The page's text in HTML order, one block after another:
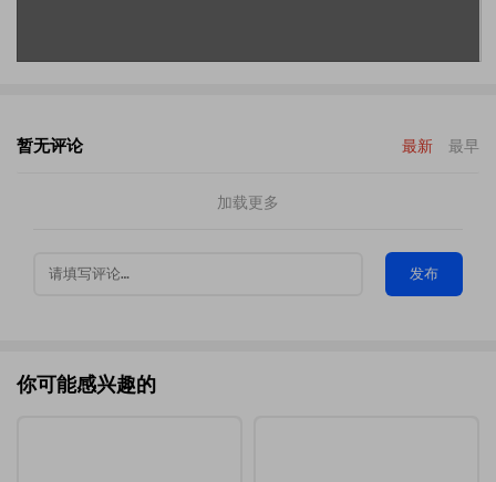
暂无评论 最新 最早
加载更多
发布
你可能感兴趣的